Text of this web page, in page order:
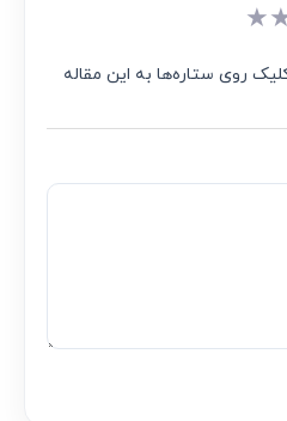
★
کلیک روی ستاره‌ها به این مقاله